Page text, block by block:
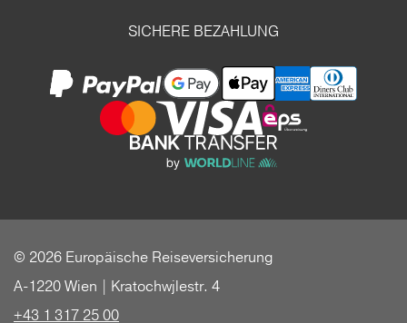
SICHERE BEZAHLUNG
© 2026 Europäische Reiseversicherung
A-1220 Wien | Kratochwjlestr. 4
+43 1 317 25 00